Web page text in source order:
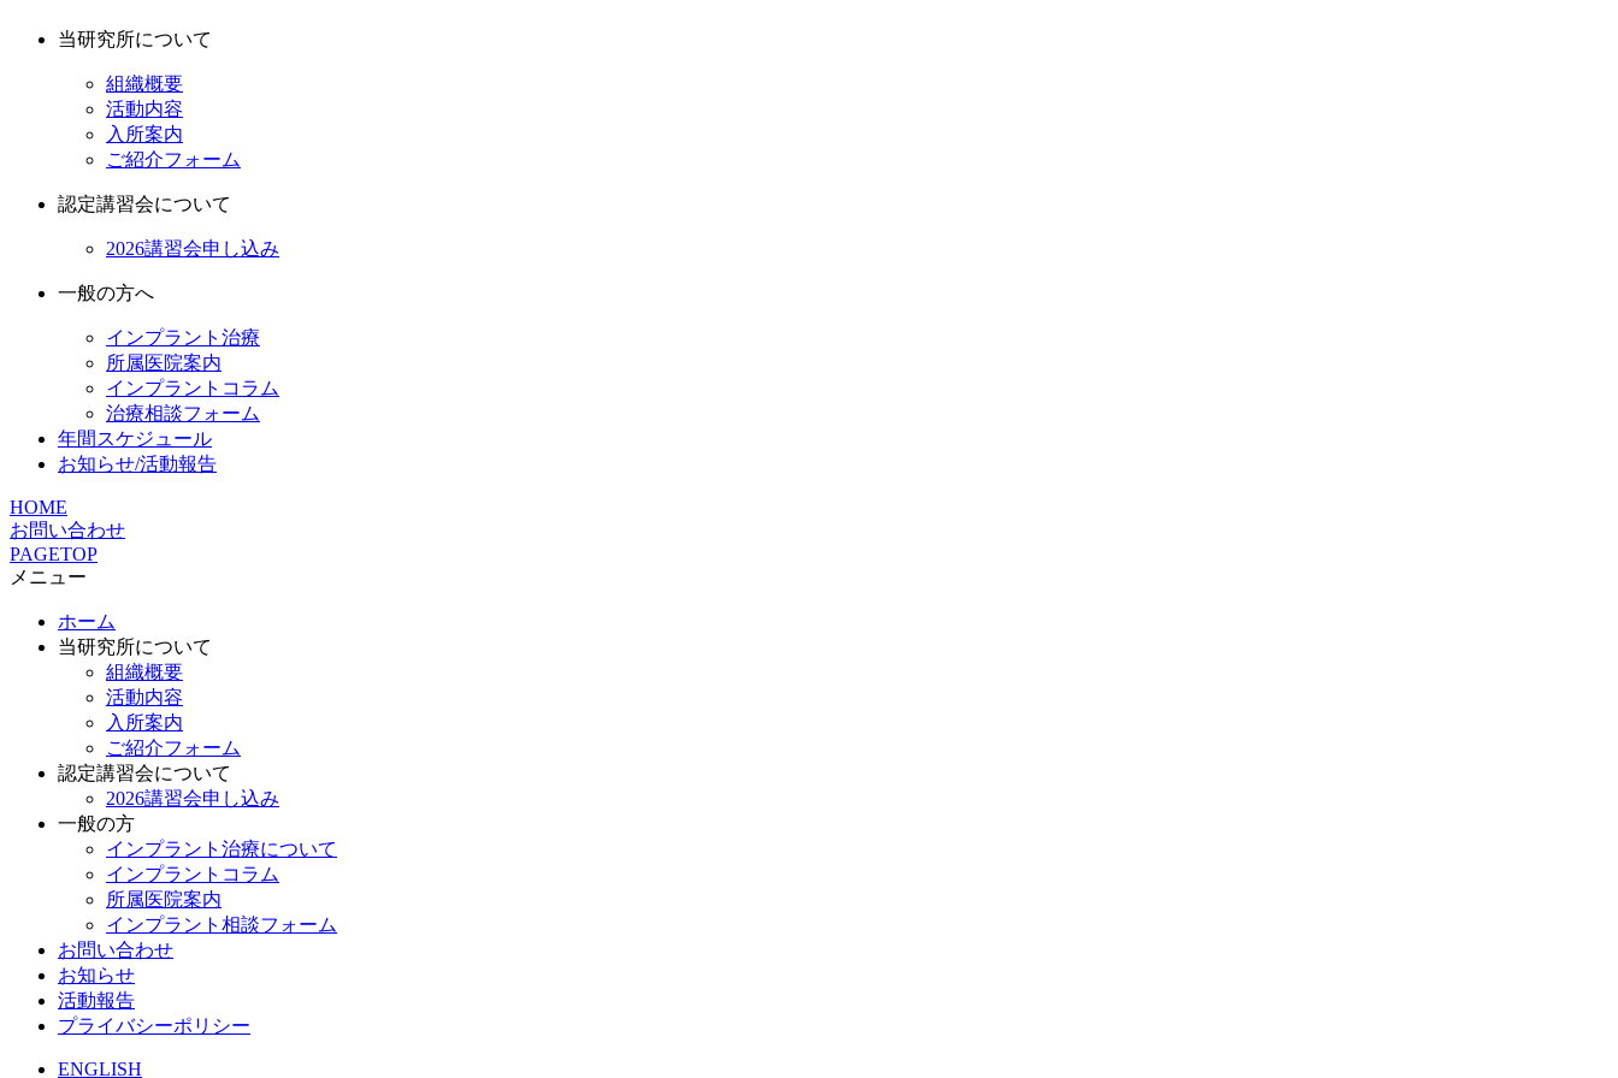
当研究所について
組織概要
活動内容
入所案内
ご紹介フォーム
認定講習会について
2026講習会申し込み
一般の方へ
インプラント治療
所属医院案内
インプラントコラム
治療相談フォーム
年間スケジュール
お知らせ/活動報告
HOME
お問い合わせ
PAGETOP
メニュー
ホーム
当研究所について
組織概要
活動内容
入所案内
ご紹介フォーム
認定講習会について
2026講習会申し込み
一般の方
インプラント治療について
インプラントコラム
所属医院案内
インプラント相談フォーム
お問い合わせ
お知らせ
活動報告
プライバシーポリシー
ENGLISH